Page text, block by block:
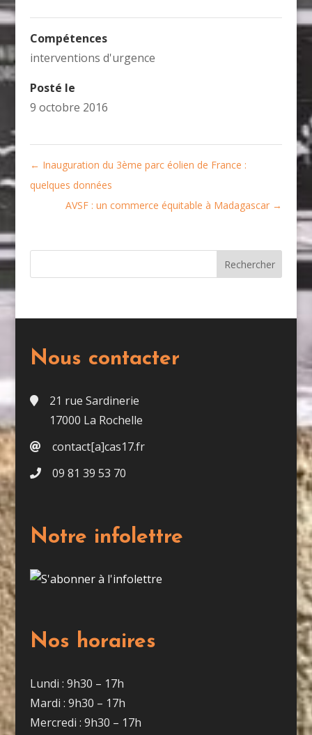
Compétences
interventions d'urgence
Posté le
9 octobre 2016
← Inauguration du 3ème parc éolien de France :
quelques données
AVSF : un commerce équitable à Madagascar →
Nous contacter
21 rue Sardinerie
17000 La Rochelle
contact[a]cas17.fr
09 81 39 53 70
Notre infolettre
Nos horaires
Lundi : 9h30 – 17h
Mardi : 9h30 – 17h
Mercredi : 9h30 – 17h